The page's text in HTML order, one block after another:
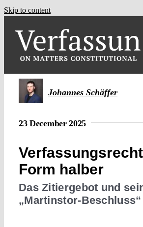
Skip to content
Projects
Johannes Schäffer
23 December 2025
Form halber
Das Zitiergebot und
„Martinstor-Beschluss“